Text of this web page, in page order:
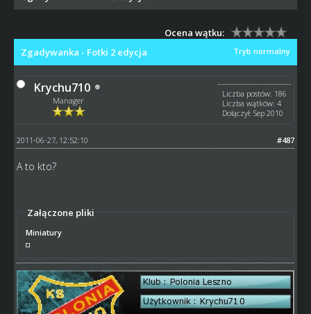
Ocena wątku:
Tryb normalny
Zgadywanka - Fotki 2 edycja
Krychu710
Manager
Liczba postów: 186
Liczba wątków: 4
Dołączył: Sep 2010
#487
2011-06-27, 12:52:10
A to kto?
Załączone pliki
Miniatury